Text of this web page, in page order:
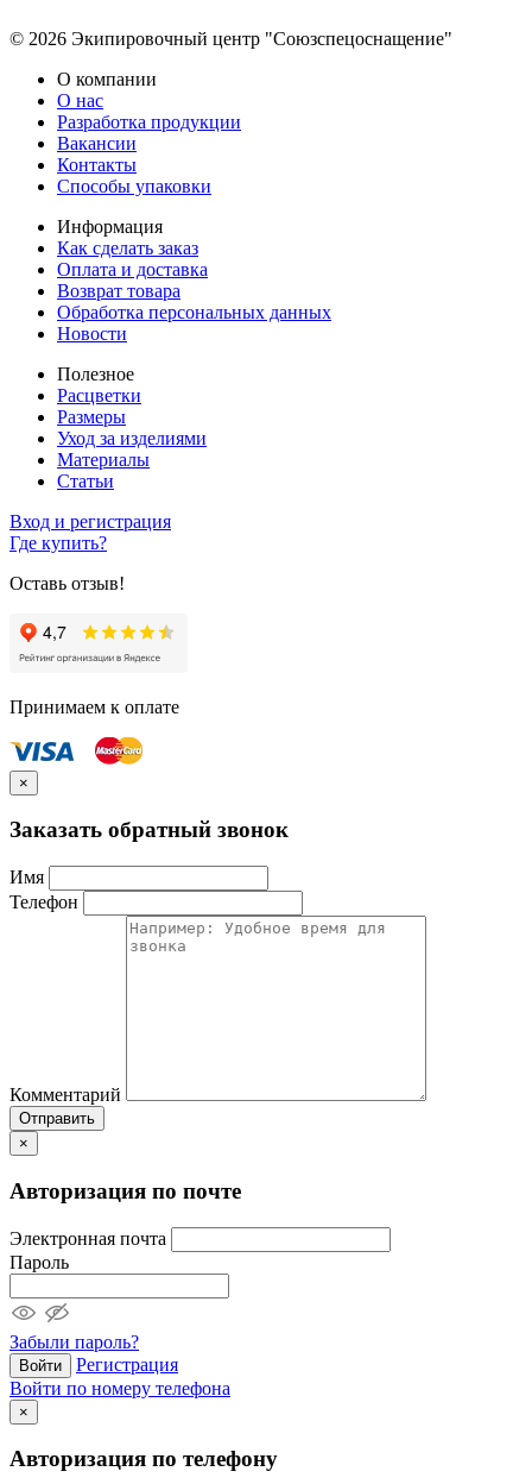
© 2026 Экипировочный центр "Союзспецоснащение"
О компании
О нас
Разработка продукции
Вакансии
Контакты
Способы упаковки
Информация
Как сделать заказ
Оплата и доставка
Возврат товара
Обработка персональных данных
Новости
Полезное
Расцветки
Размеры
Уход за изделиями
Материалы
Статьи
Вход и регистрация
Где купить?
Оставь отзыв!
Принимаем к оплате
×
Заказать обратный звонок
Имя
Телефон
Комментарий
Отправить
×
Авторизация по почте
Электронная почта
Пароль
Забыли пароль?
Войти
Регистрация
Войти по номеру телефона
×
Авторизация по телефону